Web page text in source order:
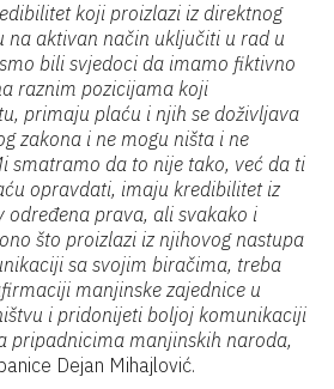
koji proizlazi iz direktnog
na aktivan način uključiti u rad u
bili svjedoci da imamo fiktivno
raznim pozicijama koji
primaju plaću i njih se doživljava
zakona i ne mogu ništa i ne
smatramo da to nije tako, već da ti
opravdati, imaju kredibilitet iz
određena prava, ali svakako i
što proizlazi iz njihovog nastupa
sa svojim biračima, treba
manjinske zajednice u
i pridonijeti boljoj komunikaciji
pripadnicima manjinskih naroda,
Dejan Mihajlović.